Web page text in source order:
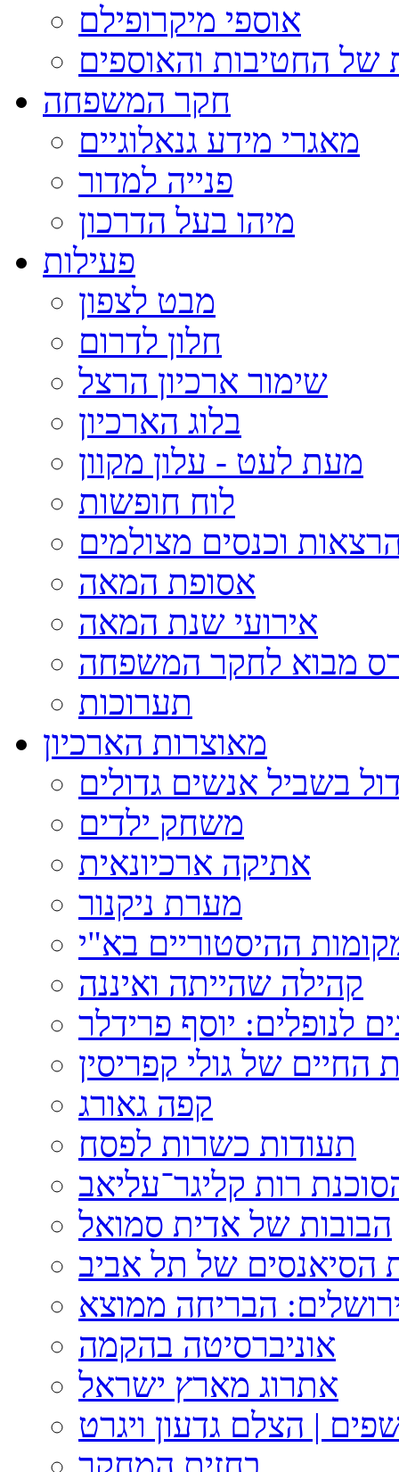
אוספי מיקרופילם
של החטיבות והאוספים
חקר המשפחה
מאגרי מידע גנאלוגיים
פנייה למדור
מיהו בעל הדרכון
פעילות
מבט לצפון
חלון לדרום
שימור ארכיון הרצל
בלוג הארכיון
מעת לעט - עלון מקוון
לוח חופשות
וכנסים מצולמים
אסופת המאה
אירועי שנת המאה
מבוא לחקר המשפחה
תערוכות
מאוצרות הארכיון
בשביל אנשים גדולים
משחק ילדים
אתיקה ארכיונאית
מערת ניקנור
ההיסטוריים בא"י
קהילה שהייתה ואיננה
לנופלים: יוסף פרידלר
החיים של גולי קפריסין
קפה גאורג
תעודות כשרות לפסח
רות קליגר־עליאב
הבובות של אדית סמואל
של תל אביב
הבריחה ממוצא
אוניברסיטה בהקמה
אתרוג מארץ ישראל
| הצלם גדעון ויגרט